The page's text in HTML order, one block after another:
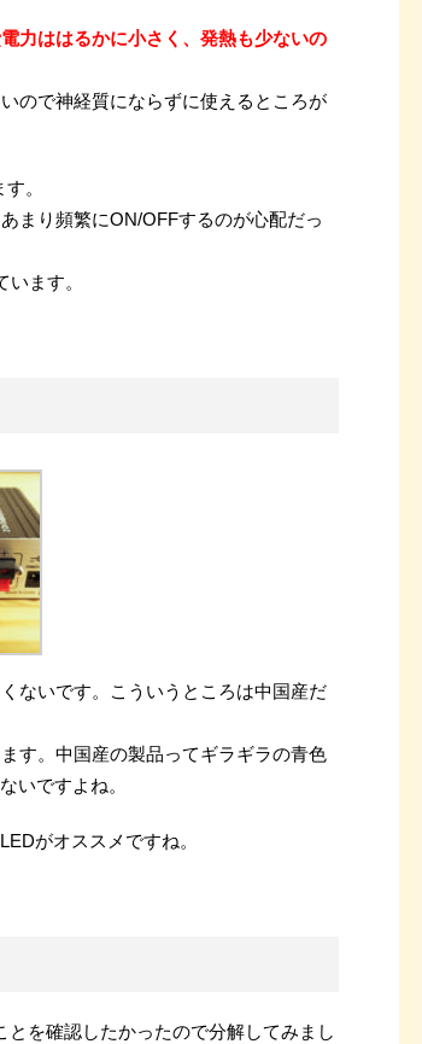
力ははるかに小さく、発熱も少ないの
ので神経質にならずに使えるところが
。
まり頻繁にON/OFFするのが心配だっ
ます。
ないです。こういうところは中国産だ
す。中国産の製品ってギラギラの青色
いですよね。
がオススメですね。
とを確認したかったので分解してみまし